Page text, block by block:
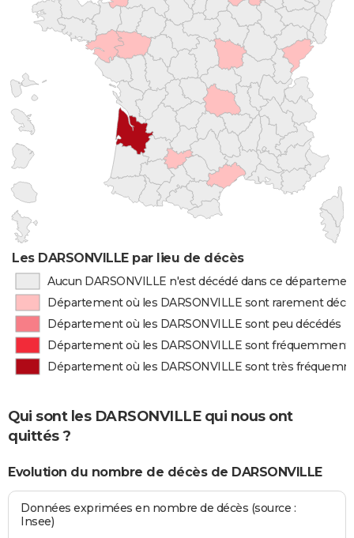
Les DARSONVILLE par lieu de décès
Aucun DARSONVILLE n'est décédé dans ce
Département où les DARSONVILLE sont rarement
Département où les DARSONVILLE sont peu décédés
Département où les DARSONVILLE sont fréquemment
Département où les DARSONVILLE sont très
Qui sont les DARSONVILLE qui nous ont
quittés ?
Evolution du nombre de décès de DARSONVILLE
Données exprimées en nombre de décès (source :
Insee)